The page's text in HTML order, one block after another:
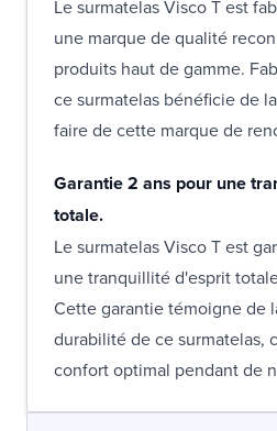
Le surmatelas Visco T est
une marque de qualité
produits haut de gamme.
ce surmatelas bénéficie de
faire de cette marque de
Garantie 2 ans pour une
totale.
Le surmatelas Visco T est
une tranquillité d'esprit
Cette garantie témoigne de
durabilité de ce surmatelas,
confort optimal pendant de